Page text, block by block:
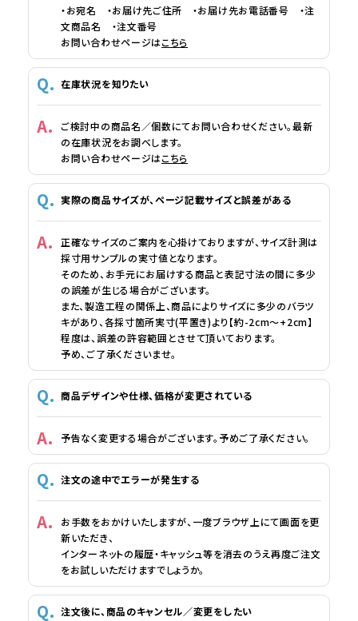
・お宛名 ・お届け先ご住所 ・お届け先お電話番号 ・注
文商品名 ・注文番号
お問い合わせページはこちら
在庫状況を知りたい
ご検討中の商品名／個数にてお問い合わせください。最新
の在庫状況をお調べします。
お問い合わせページはこちら
実際の商品サイズが、ページ記載サイズと誤差がある
正確なサイズのご案内を心掛けておりますが、サイズ計測は
採寸用サンプルの実寸値となります。
そのため、お手元にお届けする商品と表記寸法の間に多少
の誤差が生じる場合がございます。
また、製造工程の関係上、商品によりサイズに多少のバラツ
キがあり、各採寸箇所実寸(平置き)より【約-2cm～+2cm】
程度は、誤差の許容範囲とさせて頂いております。
予め、ご了承くださいませ。
商品デザインや仕様、価格が変更されている
予告なく変更する場合がございます。予めご了承ください。
注文の途中でエラーが発生する
お手数をおかけいたしますが、一度ブラウザ上にて画面を更
新いただき、
インターネットの履歴・キャッシュ等を消去のうえ再度ご注文
をお試しいただけますでしょうか。
注文後に、商品のキャンセル／変更をしたい